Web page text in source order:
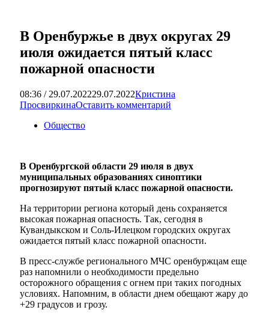
В Оренбуржье в двух округах 29
июля ожидается пятый класс
пожарной опасности
08:36 / 29.07.202229.07.2022Кристина
ПросвиркинаОставить комментарий
Общество
В Оренбургской области 29 июля в двух
муниципальных образованиях синоптики
прогнозируют пятый класс пожарной опасности.
На территории региона который день сохраняется
высокая пожарная опасность. Так, сегодня в
Кувандыкском и Соль-Илецком городских округах
ожидается пятый класс пожарной опасности.
В пресс-службе регионального МЧС оренбуржцам еще
раз напомнили о необходимости предельно
осторожного обращения с огнем при таких погодных
условиях. Напомним, в области днем обещают жару до
+29 градусов и грозу.